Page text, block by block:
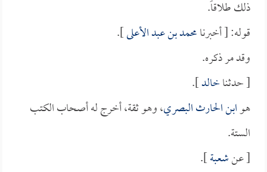
ذلك طلاقاً.
قوله: [ أخبرنامحمد بن عبد الأعلى].
وقد مر ذكره.
[ حدثناخالد].
هوابن الحارث البصري، وهو ثقة، أخرج له أصحاب الكتب
الستة.
[ عنشعبة].